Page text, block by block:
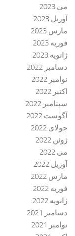
می 2023
آوریل 2023
مارس 2023
فوریه 2023
ژانویه 2023
دسامبر 2022
نوامبر 2022
اکتبر 2022
سپتامبر 2022
آگوست 2022
جولای 2022
ژوئن 2022
می 2022
آوریل 2022
مارس 2022
فوریه 2022
ژانویه 2022
دسامبر 2021
نوامبر 2021